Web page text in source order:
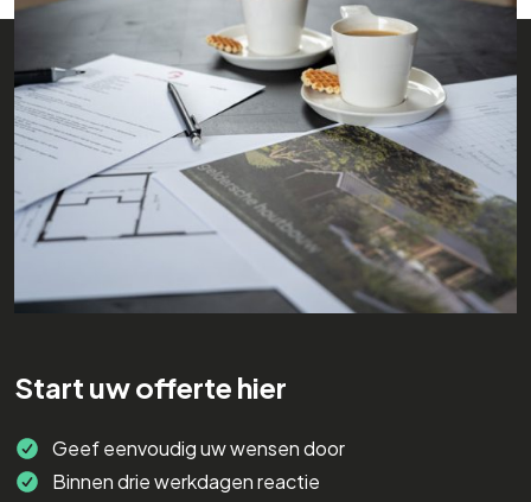
Start uw offerte hier
Geef eenvoudig uw wensen door
Binnen drie werkdagen reactie